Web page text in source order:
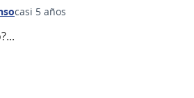
79)
casi 5 años